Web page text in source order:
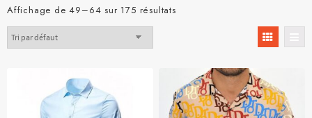
Affichage de 49–64 sur 175 résultats